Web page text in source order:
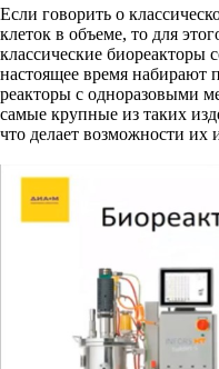
Если говорить о
клеток в объеме, то для
классические биореакторы
настоящее время набирают
реакторы с одноразовыми
самые крупные из таких
что делает возможности их